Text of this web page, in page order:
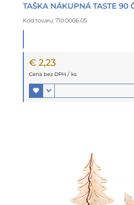
TAŠKA NÁKUPNÁ TASTE 90
Kód tovaru: 710.0006.05
€ 2,23
Cena bez DPH / ks